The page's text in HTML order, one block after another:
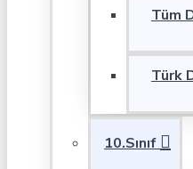
Tüm
Türk
10.Sınıf